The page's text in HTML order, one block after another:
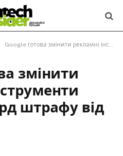
Google готова змінити рекламні інструменти після €3 млрд штрафу від ЄС
змінити
штрафу від